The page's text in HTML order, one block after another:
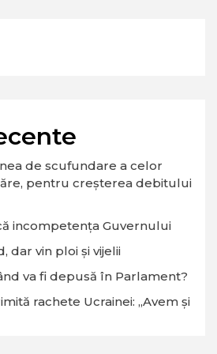
de scufundare a celor
pentru creşterea debitului
incompetența Guvernului
dar vin ploi și vijelii
va fi depusă în Parlament?
rachete Ucrainei: „Avem și